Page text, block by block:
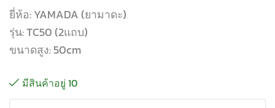
ยี่ห้อ: YAMADA (ยามาดะ)
รุ่น: TC50 (2แถบ)
ขนาดสูง: 50cm
มีสินค้าอยู่ 10